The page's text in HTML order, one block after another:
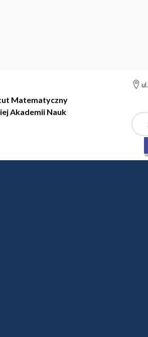
Matematyczny
Akademii Nauk
Polskiej Akademii Nauk Metody
się w piątki godz. 12.15-14 -
, "Porządkowanie
, "Dystorsyjne
, "Dystorsyjne miary